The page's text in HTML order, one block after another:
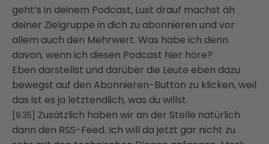
geht’s in deinem Podcast, Lust drauf machst äh
deiner Zielgruppe in dich zu abonnieren und vor
allem auch den Mehrwert. Was habe ich denn
davon, wenn ich diesen Podcast hier höre?
Eben darstellst und darüber die Leute eben dazu
bewegst auf den Abonnieren-Button zu klicken, weil
das ist es ja letztendlich, was du willst.
[9:35]
Zusätzlich haben wir an der Stelle natürlich
dann den RSS-Feed. Ich will da jetzt gar nicht zu